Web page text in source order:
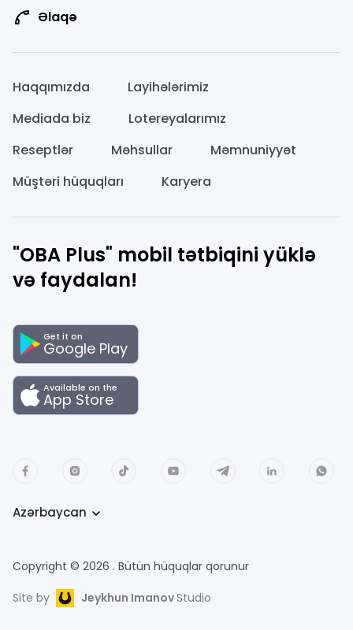
Əlaqə
Haqqımızda
Layihələrimiz
Mediada biz
Lotereyalarımız
Reseptlər
Məhsullar
Məmnuniyyət
Müştəri hüquqları
Karyera
"OBA Plus" mobil tətbiqini yüklə
və faydalan!
Get it on
Google Play
Available on the
App Store
Copyright © 2026 . Bütün hüquqlar qorunur
Site by
Jeykhun ImanovStudio
Azərbaycan